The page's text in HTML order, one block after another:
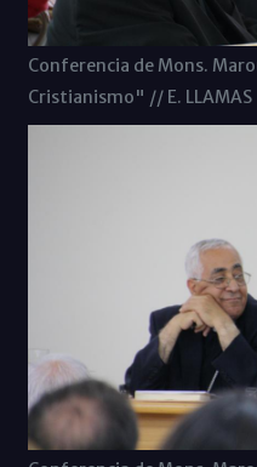
Conferencia de Mons.
Cristianismo" // E. LLAMAS